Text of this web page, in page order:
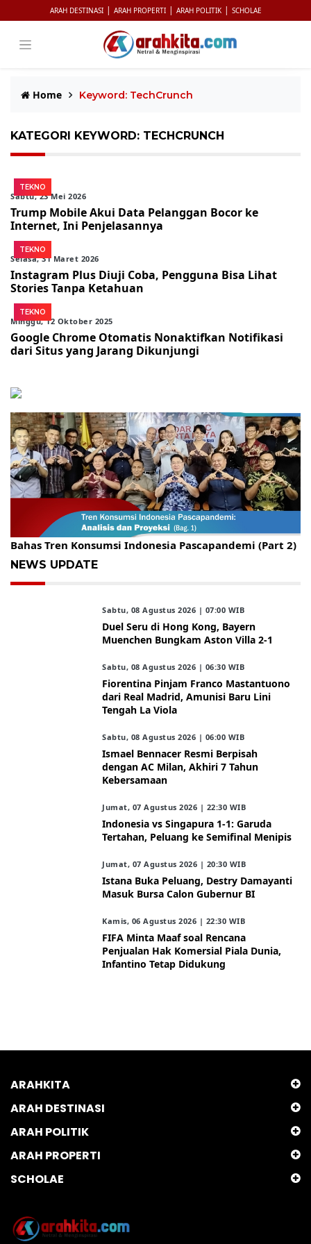
ARAH DESTINASI | ARAH PROPERTI | ARAH POLITIK | SCHOLAE
Home Keyword: TechCrunch
KATEGORI KEYWORD: TECHCRUNCH
TEKNO
Sabtu, 23 Mei 2026
Trump Mobile Akui Data Pelanggan Bocor ke
Internet, Ini Penjelasannya
TEKNO
Selasa, 31 Maret 2026
Instagram Plus Diuji Coba, Pengguna Bisa Lihat
Stories Tanpa Ketahuan
TEKNO
Minggu, 12 Oktober 2025
Google Chrome Otomatis Nonaktifkan Notifikasi
dari Situs yang Jarang Dikunjungi
Gelar Kopdar, KBC Jakarta Raya Hadirkan Pakar Ritel
Bahas Tren Konsumsi Indonesia Pascapandemi (Part 2)
NEWS UPDATE
Sabtu, 08 Agustus 2026 | 07:00 WIB
Duel Seru di Hong Kong, Bayern
Muenchen Bungkam Aston Villa 2-1
Sabtu, 08 Agustus 2026 | 06:30 WIB
Fiorentina Pinjam Franco Mastantuono
dari Real Madrid, Amunisi Baru Lini
Tengah La Viola
Sabtu, 08 Agustus 2026 | 06:00 WIB
Ismael Bennacer Resmi Berpisah
dengan AC Milan, Akhiri 7 Tahun
Kebersamaan
Jumat, 07 Agustus 2026 | 22:30 WIB
Indonesia vs Singapura 1-1: Garuda
Tertahan, Peluang ke Semifinal Menipis
Jumat, 07 Agustus 2026 | 20:30 WIB
Istana Buka Peluang, Destry Damayanti
Masuk Bursa Calon Gubernur BI
Kamis, 06 Agustus 2026 | 22:30 WIB
FIFA Minta Maaf soal Rencana
Penjualan Hak Komersial Piala Dunia,
Infantino Tetap Didukung
ARAHKITA
ARAH DESTINASI
ARAH POLITIK
ARAH PROPERTI
SCHOLAE